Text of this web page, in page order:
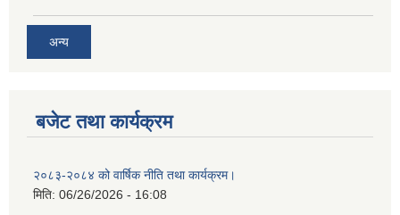
अन्य
बजेट तथा कार्यक्रम
२०८३-२०८४ को वार्षिक नीति तथा कार्यक्रम।
मिति: 06/26/2026 - 16:08